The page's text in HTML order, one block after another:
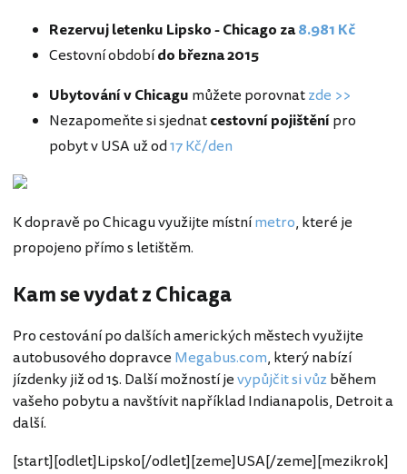
Rezervuj letenku Lipsko - Chicago za8.981 Kč
Cestovní obdobído března 2015
Ubytování v Chicagu můžete porovnatzde >>
Nezapomeňte si sjednatcestovní pojištěnípro
pobyt v USA už od17 Kč/den
K dopravě po Chicagu využijte místnímetro, které je
propojeno přímo s letištěm.
Kam se vydat z Chicaga
Pro cestování po dalších amerických městech využijte
autobusového dopravce Megabus.com, který nabízí
jízdenky již od 1$. Další možností jevypůjčit si vůzběhem
vašeho pobytu a navštívit například Indianapolis, Detroit a
další.
[start][odlet]Lipsko[/odlet][zeme]USA[/zeme][mezikrok]